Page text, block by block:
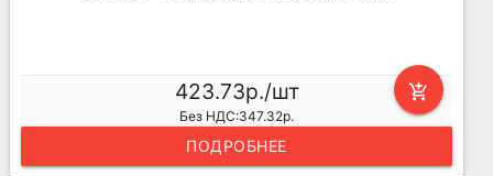
add_shopping_cart
423.73р./шт
Без НДС:347.32р.
ПОДРОБНЕЕ